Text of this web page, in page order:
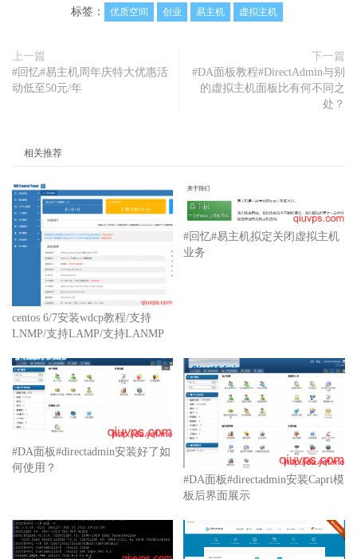
标签： 优质空间 创业 易主机 虚拟主机
上一篇
#回忆#易主机周年庆特大优惠活
动低至50元/年
下一篇
#DA面板教程#DirectAdmin与别
的虚拟主机面板比有何不同之
处？
相关推荐
centos 6/7安装wdcp教程/支持
LNMP/支持LAMP/支持LANMP
#回忆#易主机拟定关闭虚拟主机
业务
#DA面板#directadmin安装好了如
何使用？
#DA面板#directadmin安装Capri模
板后界面展示